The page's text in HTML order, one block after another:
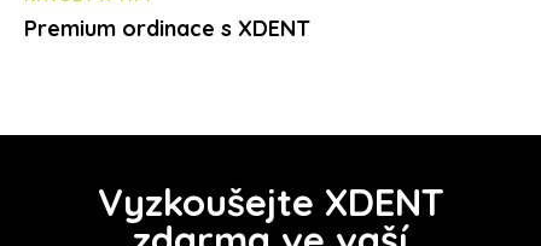
Premium ordinace s XDENT
Vyzkoušejte XDENT